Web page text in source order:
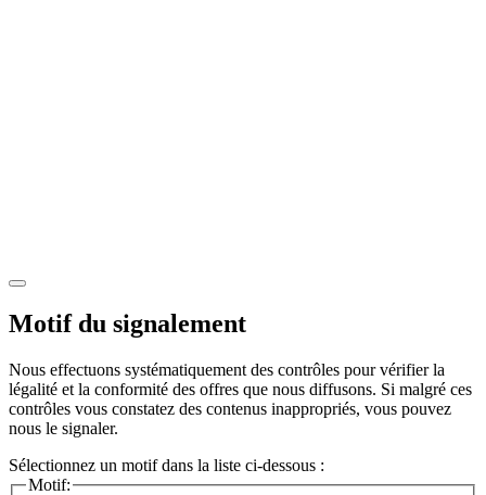
Motif du signalement
Nous effectuons systématiquement des contrôles pour vérifier la
légalité et la conformité des offres que nous diffusons. Si malgré ces
contrôles vous constatez des contenus inappropriés, vous pouvez
nous le signaler.
Sélectionnez un motif dans la liste ci-dessous :
Motif: